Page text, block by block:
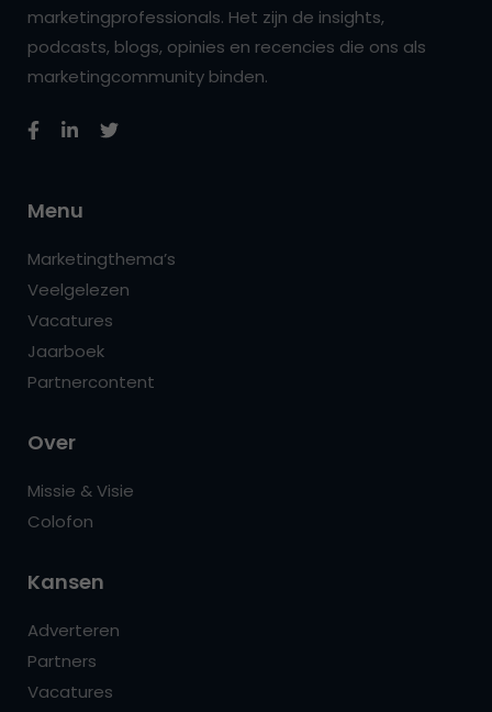
marketingprofessionals. Het zijn de insights,
podcasts, blogs, opinies en recencies die ons als
marketingcommunity binden.
Menu
Marketingthema’s
Veelgelezen
Vacatures
Jaarboek
Partnercontent
Over
Missie & Visie
Colofon
Kansen
Adverteren
Partners
Vacatures